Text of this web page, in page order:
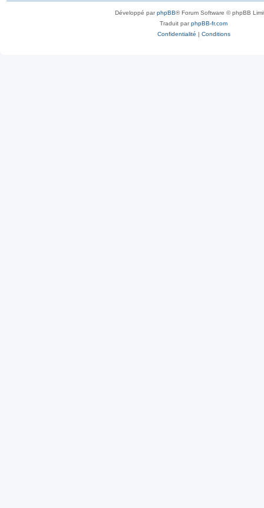
Développé parphpBB® Forum Software © phpBB
Traduit parphpBB-fr.com
Confidentialité | Conditions